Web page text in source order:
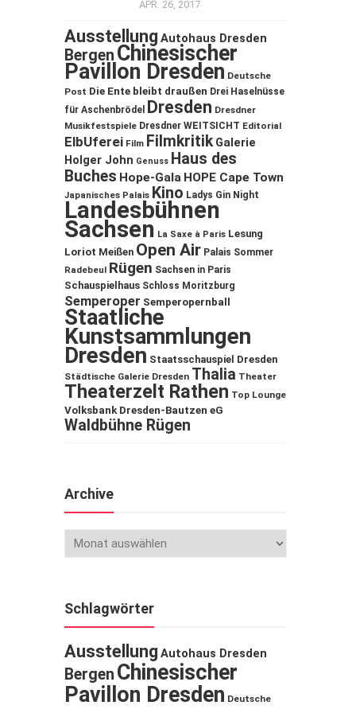
APR. 26, 2017
Ausstellung Autohaus Dresden
Bergen Chinesischer
Pavillon Dresden Deutsche
Post Die Ente bleibt draußen Drei Haselnüsse
für Aschenbrödel
Dresden Dresdner
Musikfestspiele Dresdner WEITSICHT Editorial
ElbUferei Film Filmkritik Galerie
Holger John Genuss Haus des
Buches Hope-Gala HOPE Cape Town
Japanisches Palais Kino Ladys Gin Night
Landesbühnen
Sachsen La Saxe à Paris Lesung
Loriot Meißen Open Air Palais Sommer
Radebeul Rügen Sachsen in Paris
Schauspielhaus Schloss Moritzburg
Semperoper Semperopernball
Staatliche
Kunstsammlungen
Dresden Staatsschauspiel Dresden
Städtische Galerie Dresden Thalia Theater
Theaterzelt Rathen Top Lounge
Volksbank Dresden-Bautzen eG
Waldbühne Rügen
Archive
Schlagwörter
Ausstellung Autohaus Dresden
Bergen Chinesischer
Pavillon Dresden Deutsche